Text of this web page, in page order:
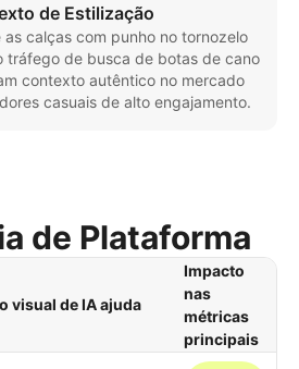
de Estilização
as calças com punho no tornozelo
tráfego de busca de botas de cano
contexto autêntico no mercado
casuais de alto engajamento.
de Plataforma
visual de IA ajuda
Impacto
nas
métricas
principais